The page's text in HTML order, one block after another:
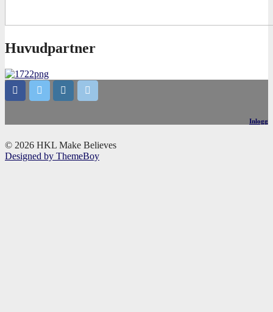
Huvudpartner
Inlogg
© 2026 HKL Make Believes
Designed by ThemeBoy